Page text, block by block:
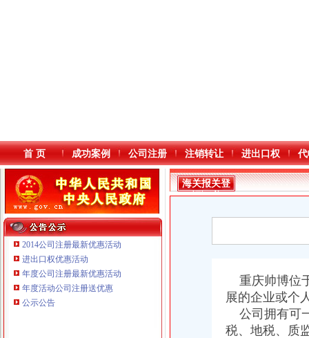
本站导航
首 页 成功案例 公司注册 注销转让 进出口权
2014公司注册最新优惠活动
进出口权优惠活动
年度公司注册最新优惠活动
年度活动公司注册送优惠
公示公告
重庆鸽牌电线电缆有限公司 渝北10010万 (进出口权)
海关报关登
记证书
重庆帅博位
展的企业或个
公司拥有可
税、地税、质